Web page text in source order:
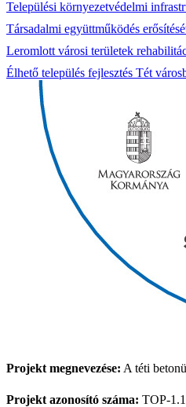
Települési környezetvédelmi
Társadalmi együttműködés
Leromlott városi területek
Élhető település fejlesztés Tét
Projekt megnevezése: A téti
Projekt azonosító száma: TOP-